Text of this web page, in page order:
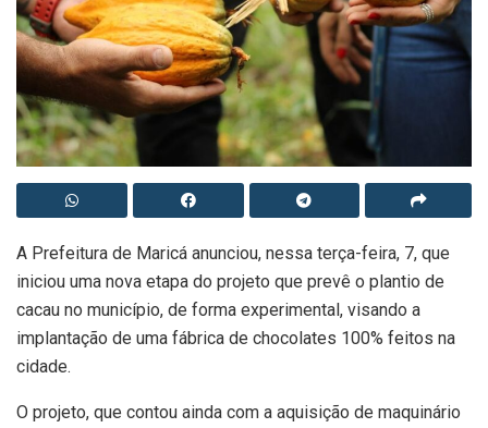
A Prefeitura de Maricá anunciou, nessa terça-feira, 7, que
iniciou uma nova etapa do projeto que prevê o plantio de
cacau no município, de forma experimental, visando a
implantação de uma fábrica de chocolates 100% feitos na
cidade.
O projeto, que contou ainda com a aquisição de maquinário